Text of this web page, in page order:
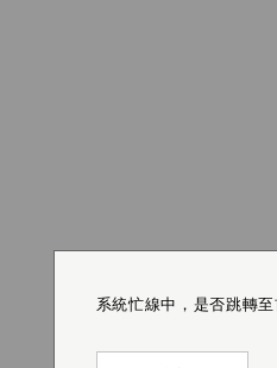
系統忙線中，是否跳轉
系統忙線中，是否跳轉
系統忙線中，是否跳轉
系統忙線中，是否跳轉
系統忙線中，是否跳轉